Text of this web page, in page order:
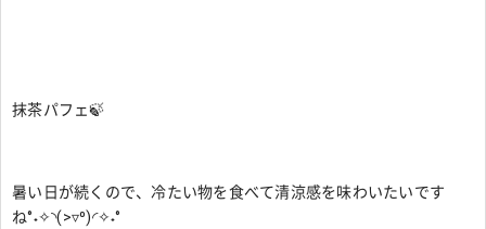
抹茶パフェ🍃
暑い日が続くので、冷たい物を食べて清涼感を味わいたいです
ね°˖✧◝(>▿⁰)◜✧˖°